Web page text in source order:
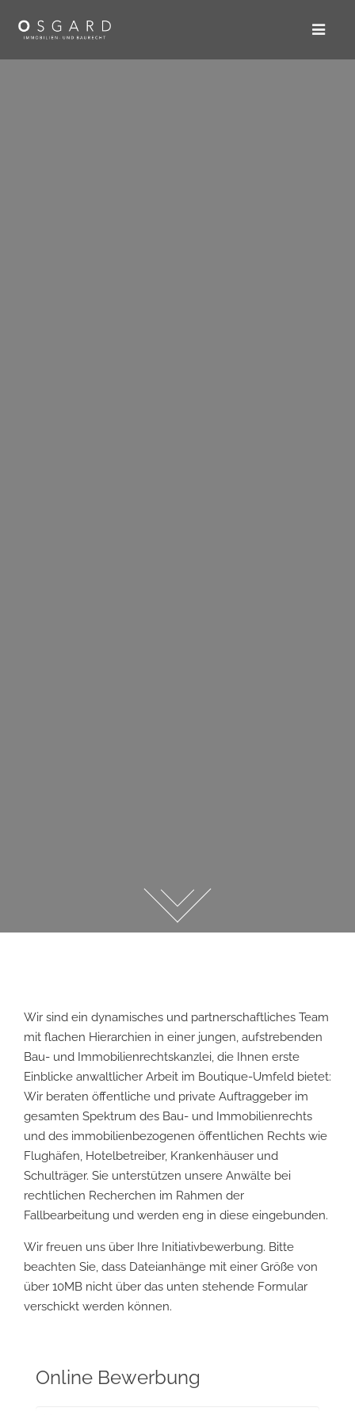
Wir sind ein dynamisches und partnerschaftliches Team
mit flachen Hierarchien in einer jungen, aufstrebenden
Bau- und Immobilienrechtskanzlei, die Ihnen erste
Einblicke anwaltlicher Arbeit im Boutique-Umfeld bietet:
Wir beraten öffentliche und private Auftraggeber im
gesamten Spektrum des Bau- und Immobilienrechts
und des immobilienbezogenen öffentlichen Rechts wie
Flughäfen, Hotelbetreiber, Krankenhäuser und
Schulträger. Sie unterstützen unsere Anwälte bei
rechtlichen Recherchen im Rahmen der
Fallbearbeitung und werden eng in diese eingebunden.
Wir freuen uns über Ihre Initiativbewerbung. Bitte
beachten Sie, dass Dateianhänge mit einer Größe von
über 10MB nicht über das unten stehende Formular
verschickt werden können.
Online Bewerbung